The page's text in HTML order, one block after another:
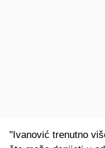
"Ivanović trenutno